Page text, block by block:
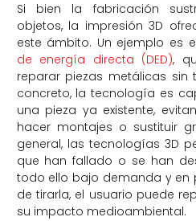
Si bien la fabricación
objetos, la impresión 3D
este ámbito. Un ejemplo es
de energía directa (DED),
reparar piezas metálicas sin
concreto, la tecnología es
una pieza ya existente,
hacer montajes o sustituir
general, las tecnologías 3D
que han fallado o se han
todo ello bajo demanda y en
de tirarla, el usuario puede
su impacto medioambiental.